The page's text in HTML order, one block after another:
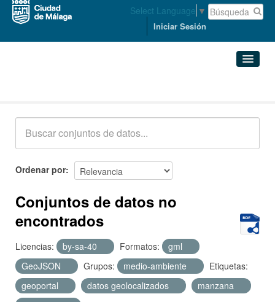
Select Language ▼
Iniciar Sesión
Acerca de
Ordenar por
Conjuntos de datos no
encontrados
Licencias: by-sa-40 Formatos:
gml
GeoJSON
Grupos: medio-ambiente
Etiquetas:
geoportal
datos geolocalizados
manzana